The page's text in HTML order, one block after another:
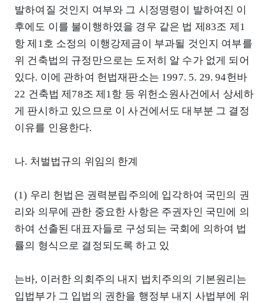
발하여질 것인지 여부와 그 시정명령이 발하여진 이
후에도 이를 불이행하였을 경우 같은 법 제83조 제1
항 제1호 소정의 이행강제금이 부과될 것인지 여부를
위 건축법의 규정만으로는 도저히 알 수가 없게 되어
있다. 이에 관하여 헌법재판소는 1997. 5. 29. 94헌바
22 건축법 제78조 제1항 등 위헌소원사건에서 상세하
게 판시하고 있으므로 이 사건에서도 대부분 그 결정
이유를 인용한다.
나. 처벌법규의 위임의 한계
(1) 우리 헌법은 권력분립주의에 입각하여 국민의 권
리와 의무에 관한 중요한 사항은 주권자인 국민에 의
하여 선출된 대표자들로 구성되는 국회에 의하여 법
률의 형식으로 결정되도록 하고 있
는바, 이러한 의회주의 내지 법치주의의 기본원리는
입법부가 그 입법의 권한을 행정부 내지 사법부에 위